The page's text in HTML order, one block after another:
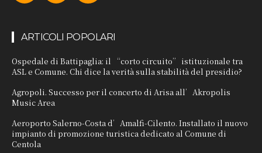
ARTICOLI POPOLARI
Ospedale di Battipaglia: il “corto circuito” istituzionale tra
ASL e Comune. Chi dice la verità sulla stabilità del presidio?
Agropoli. Successo per il concerto di Arisa all’Akropolis
Music Area
Aeroporto Salerno-Costa d’Amalfi-Cilento. Installato il nuovo
impianto di promozione turistica dedicato al Comune di
Centola